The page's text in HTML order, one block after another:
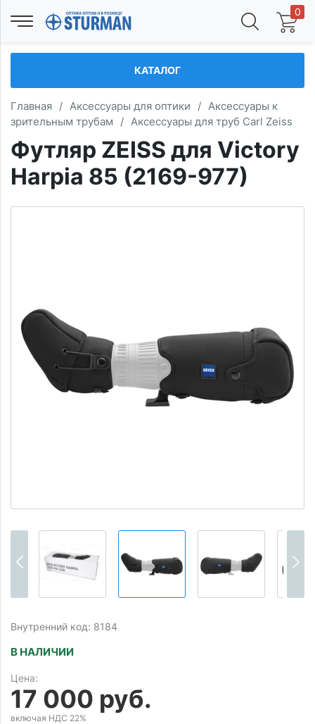
0
КАТАЛОГ
Главная / Аксессуары для оптики / Аксессуары к
зрительным трубам
/ Аксессуары для труб Carl Zeiss
Футляр ZEISS для Victory
Harpia 85 (2169-977)
Внутренний код: 8184
В НАЛИЧИИ
Цена:
17 000 руб.
включая НДС 22%